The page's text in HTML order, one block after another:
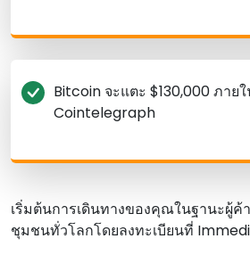
Bitcoin จะแตะ $130,000 ภาย
Cointelegraph
เริ่มต้นการเดินทางของคุณในฐานะผู้
ชุมชนทั่วโลกโดยลงทะเบียนที่